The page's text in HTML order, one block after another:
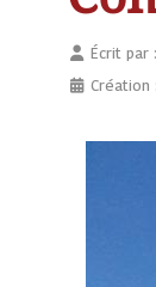
Écrit
Création